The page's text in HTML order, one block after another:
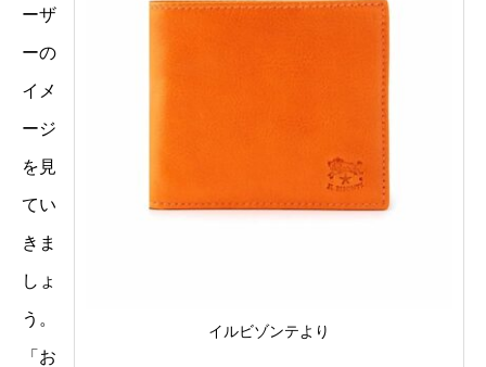
イルビゾンテより
ーザ
ーの
イメ
ージ
を見
てい
きま
しょ
う。
「お